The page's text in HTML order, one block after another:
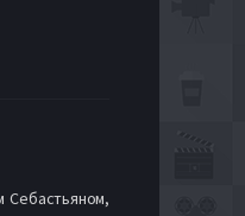
Себастьяном,